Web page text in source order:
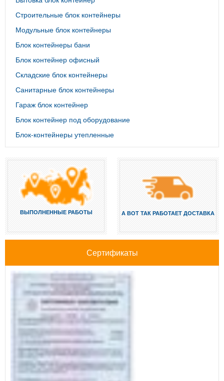
Строительные блок контейнеры
Модульные блок контейнеры
Блок контейнеры бани
Блок контейнер офисный
Складские блок контейнеры
Санитарные блок контейнеры
Гараж блок контейнер
Блок контейнер под оборудование
Блок-контейнеры утепленные
ВЫПОЛНЕННЫЕ РАБОТЫ А ВОТ ТАК РАБОТАЕТ ДОСТАВКА
Сертификаты